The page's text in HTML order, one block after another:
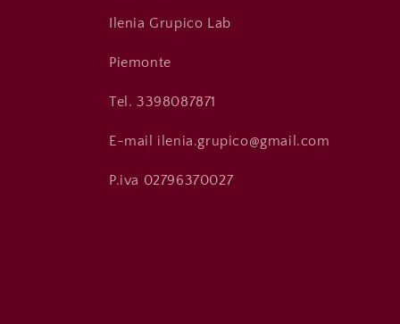
Ilenia Grupico Lab
Piemonte
Tel. 3398087871
E-mail ilenia.grupico@gmail.com
P.iva 02796370027